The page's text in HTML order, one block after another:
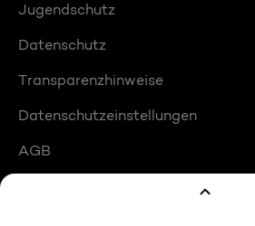
Jugendschutz
Datenschutz
Transparenzhinweise
Datenschutzeinstellungen
AGB